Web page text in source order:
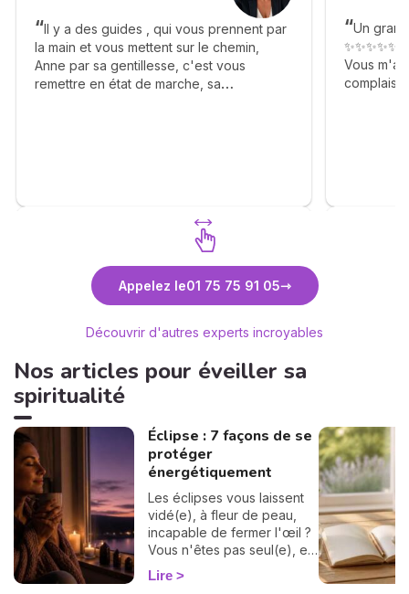
Il y a des guides , qui vous prennent par
la main et vous mettent sur le chemin,
Anne par sa gentillesse, c'est vous
remettre en état de marche, sa
Découvrez Anne-Lyssia Coupart
Un
Vous
Appelez le01 75 75 91 05
Découvrir d'autres experts incroyables
Nos articles pour éveiller sa
spiritualité
Éclipse : 7 façons de se
protéger
énergétiquement
Les éclipses vous laissent
vidé(e), à fleur de peau,
incapable de fermer l'œil ?
Vous n'êtes pas seul(e), et
surtout : ça se traverse en
douceur. Voici 7 gestes
Lire